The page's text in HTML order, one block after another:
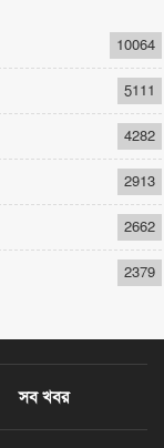
10064
5111
4282
2913
2662
2379
সব খবর